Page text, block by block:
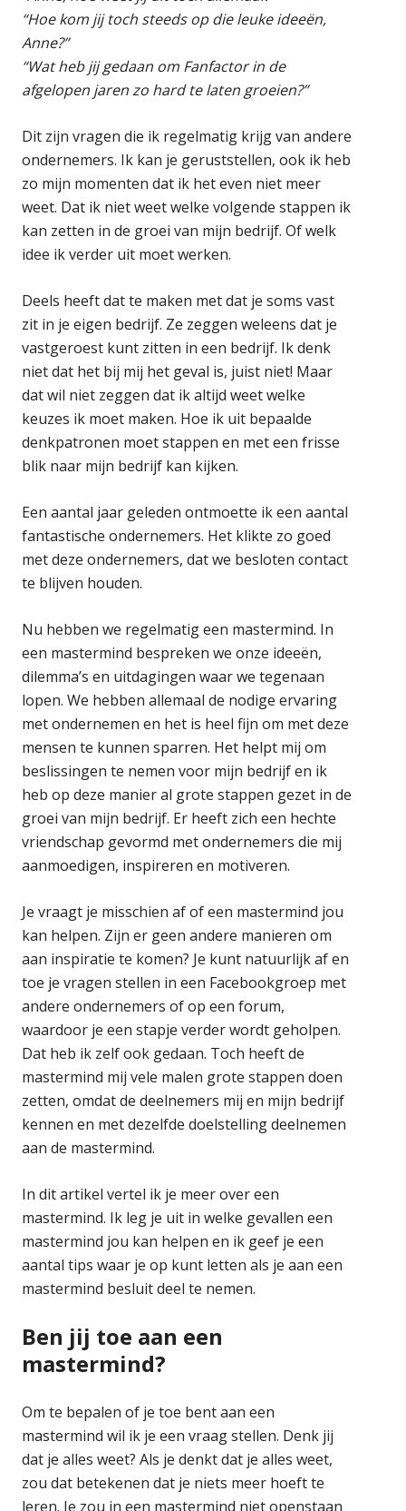
“Hoe kom jij toch steeds op die leuke ideeën,
Anne?”
“Wat heb jij gedaan om Fanfactor in de
afgelopen jaren zo hard te laten groeien?”
Dit zijn vragen die ik regelmatig krijg van andere
ondernemers. Ik kan je geruststellen, ook ik heb
zo mijn momenten dat ik het even niet meer
weet. Dat ik niet weet welke volgende stappen ik
kan zetten in de groei van mijn bedrijf. Of welk
idee ik verder uit moet werken.
Deels heeft dat te maken met dat je soms vast
zit in je eigen bedrijf. Ze zeggen weleens dat je
vastgeroest kunt zitten in een bedrijf. Ik denk
niet dat het bij mij het geval is, juist niet! Maar
dat wil niet zeggen dat ik altijd weet welke
keuzes ik moet maken. Hoe ik uit bepaalde
denkpatronen moet stappen en met een frisse
blik naar mijn bedrijf kan kijken.
Een aantal jaar geleden ontmoette ik een aantal
fantastische ondernemers. Het klikte zo goed
met deze ondernemers, dat we besloten contact
te blijven houden.
Nu hebben we regelmatig een mastermind. In
een mastermind bespreken we onze ideeën,
dilemma’s en uitdagingen waar we tegenaan
lopen. We hebben allemaal de nodige ervaring
met ondernemen en het is heel fijn om met deze
mensen te kunnen sparren. Het helpt mij om
beslissingen te nemen voor mijn bedrijf en ik
heb op deze manier al grote stappen gezet in de
groei van mijn bedrijf. Er heeft zich een hechte
vriendschap gevormd met ondernemers die mij
aanmoedigen, inspireren en motiveren.
Je vraagt je misschien af of een mastermind jou
kan helpen. Zijn er geen andere manieren om
aan inspiratie te komen? Je kunt natuurlijk af en
toe je vragen stellen in een Facebookgroep met
andere ondernemers of op een forum,
waardoor je een stapje verder wordt geholpen.
Dat heb ik zelf ook gedaan. Toch heeft de
mastermind mij vele malen grote stappen doen
zetten, omdat de deelnemers mij en mijn bedrijf
kennen en met dezelfde doelstelling deelnemen
aan de mastermind.
In dit artikel vertel ik je meer over een
mastermind. Ik leg je uit in welke gevallen een
mastermind jou kan helpen en ik geef je een
aantal tips waar je op kunt letten als je aan een
mastermind besluit deel te nemen.
Ben jij toe aan een
mastermind?
Om te bepalen of je toe bent aan een
mastermind wil ik je een vraag stellen. Denk jij
dat je alles weet? Als je denkt dat je alles weet,
zou dat betekenen dat je niets meer hoeft te
leren. Je zou in een mastermind niet openstaan